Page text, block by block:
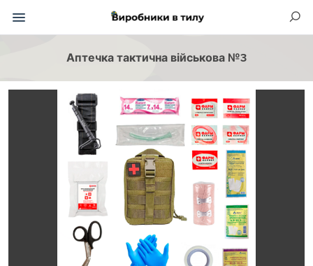
Аптечка тактична військова №3